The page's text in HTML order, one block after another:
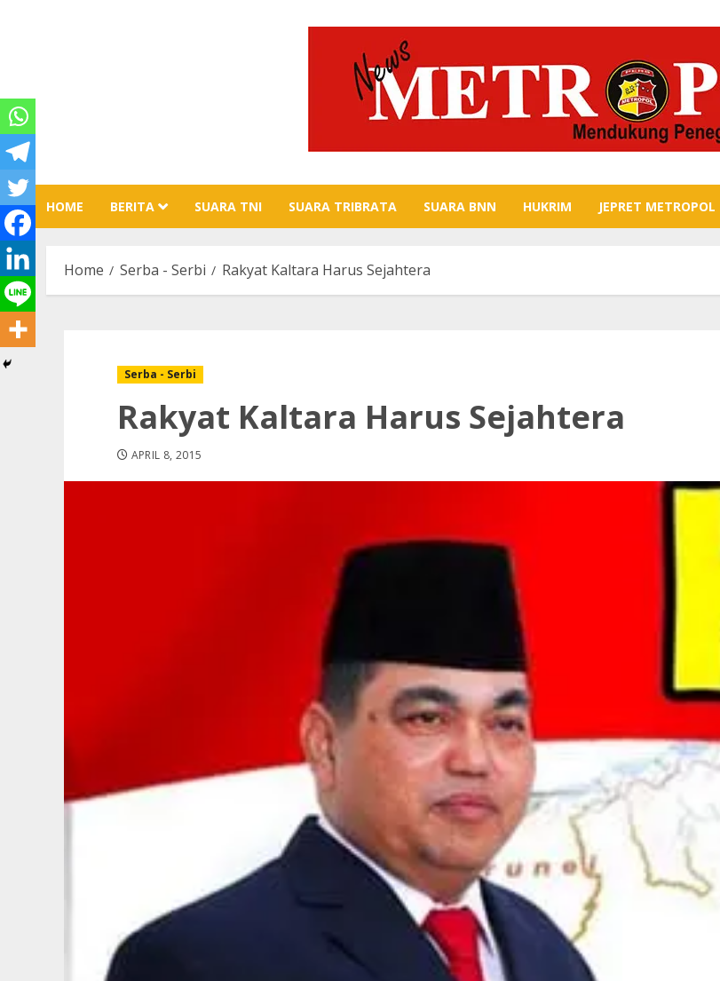
HOME BERITA SUARA TNI SUARA TRIBRATA SUARA BNN HUKRIM JEPRET METROPOL
Home Serba - Serbi Rakyat Kaltara Harus Sejahtera
Serba - Serbi
Rakyat Kaltara Harus Sejahtera
APRIL 8, 2015